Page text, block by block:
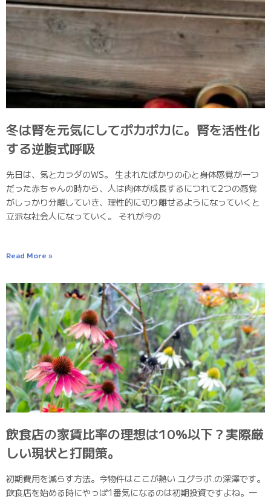
冬は腎を元気にしてポカポカに。腎を活性化
する逆腹式呼吸
先日は、気とカラダのWS。 生まれたばかりの心と身体感覚が一つ
だった赤ちゃんの時から、人は肉体が成長するにつれて2つの感覚
がしっかり分離していき、理性的に切り離せるようになっていくと
立派な社会人になっていく。 それが今の
Read More »
飲食店の家賃比率の理想は10%以下？実際厳
しい現状と打開策。
初期費用を減らす方法。今物件はここが熱い ユグラボ.の深澤です。
飲食店を始める時にやっぱ1番気になるのは初期投資ですよね。一